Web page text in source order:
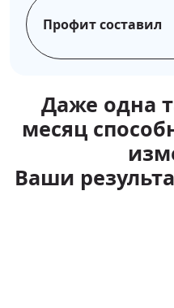
Профит составил
Даже одна
месяц
Ваши